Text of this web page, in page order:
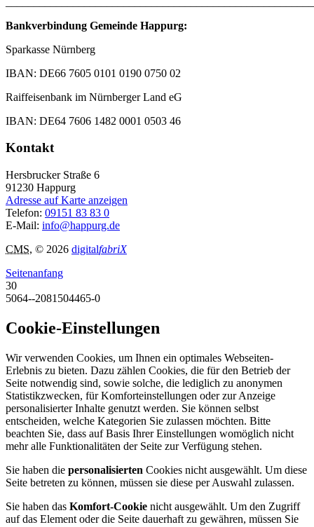
Bankverbindung Gemeinde Happurg:
Sparkasse Nürnberg
IBAN: DE66 7605 0101 0190 0750 02
Raiffeisenbank im Nürnberger Land eG
IBAN: DE64 7606 1482 0001 0503 46
Kontakt
Hersbrucker Straße 6
91230 Happurg
Adresse auf Karte anzeigen
Telefon: 09151 83 83 0
E-Mail: info@happurg.de
CMS, © 2026 digitalfabriX
Seitenanfang
30
5064--2081504465-0
Cookie-Einstellungen
Wir verwenden Cookies, um Ihnen ein optimales Webseiten-
Erlebnis zu bieten. Dazu zählen Cookies, die für den Betrieb der
Seite notwendig sind, sowie solche, die lediglich zu anonymen
Statistikzwecken, für Komforteinstellungen oder zur Anzeige
personalisierter Inhalte genutzt werden. Sie können selbst
entscheiden, welche Kategorien Sie zulassen möchten. Bitte
beachten Sie, dass auf Basis Ihrer Einstellungen womöglich nicht
mehr alle Funktionalitäten der Seite zur Verfügung stehen.
Sie haben die personalisierten Cookies nicht ausgewählt. Um diese
Seite betreten zu können, müssen sie diese per Auswahl zulassen.
Sie haben das Komfort-Cookie nicht ausgewählt. Um den Zugriff
auf das Element oder die Seite dauerhaft zu gewähren, müssen Sie